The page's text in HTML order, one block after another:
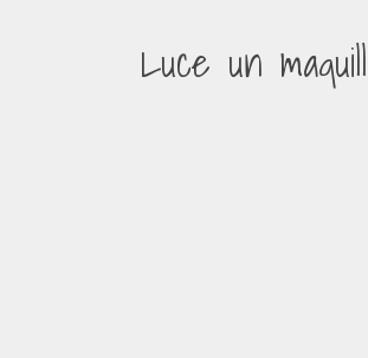
Luce un